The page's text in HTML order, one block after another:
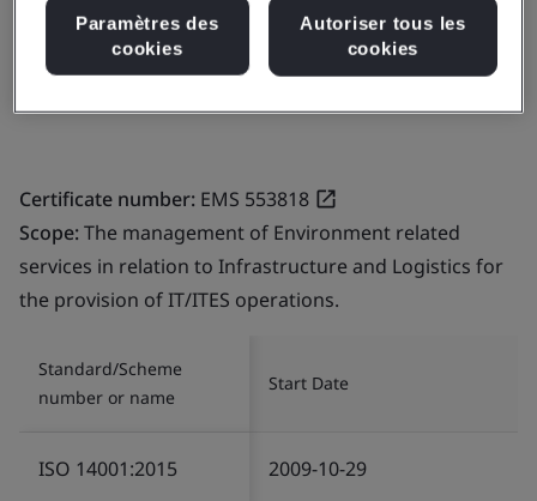
Theodor Mihali str, 64;
Cluj Napoca
Certificate number: EMS 553818
Scope:The management of Environment related
services in relation to Infrastructure and Logistics for
the provision of IT/ITES operations.
Standard/Scheme
number or name
Start Date
ISO 14001:2015 2009-10-29
Paramètres des
cookies
Autoriser tous les
cookies